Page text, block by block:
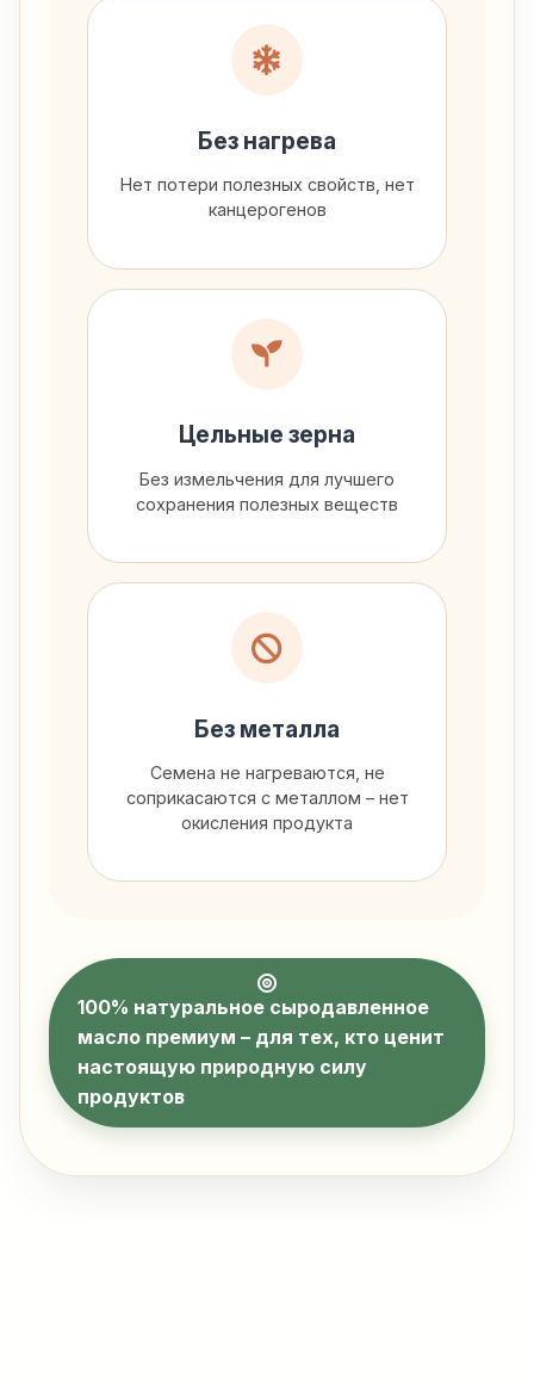
Без нагрева
Нет потери полезных свойств, нет
канцерогенов
Цельные зерна
Без измельчения для лучшего
сохранения полезных веществ
Без металла
Семена не нагреваются, не
соприкасаются с металлом – нет
окисления продукта
100% натуральное сыродавленное
масло премиум – для тех, кто ценит
настоящую природную силу
продуктов